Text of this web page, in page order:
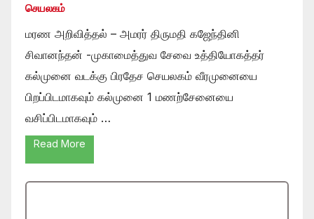
செயலகம்
மரண அறிவித்தல் – அமரர் திருமதி கஜேந்தினி
சிவானந்தன் -முகாமைத்துவ சேவை உத்தியோகத்தர்
கல்முனை வடக்கு பிரதேச செயலகம் வீரமுனையை
பிறப்பிடமாகவும் கல்முனை 1 மணற்சேனையை
வசிப்பிடமாகவும் …
Read More